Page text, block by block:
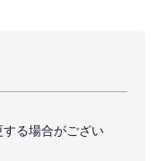
る場合がござい